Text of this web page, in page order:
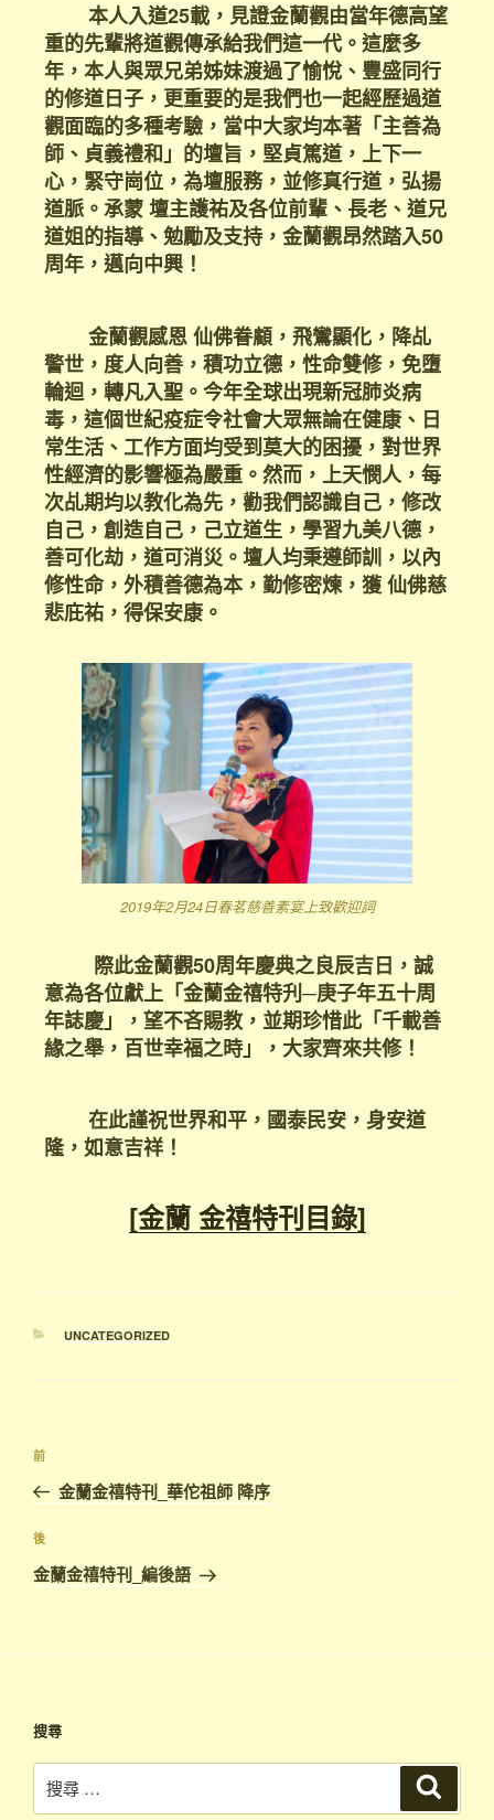
本人入道25載，見證金蘭觀由當年德高望
重的先輩將道觀傳承給我們這一代。這麼多
年，本人與眾兄弟姊妹渡過了愉悅、豐盛同行
的修道日子，更重要的是我們也一起經歷過道
觀面臨的多種考驗，當中大家均本著「主善為
師、貞義禮和」的壇旨，堅貞篤道，上下一
心，緊守崗位，為壇服務，並修真行道，弘揚
道脈。承蒙 壇主護祐及各位前輩、長老、道兄
道姐的指導、勉勵及支持，金蘭觀昂然踏入50
周年，邁向中興！
金蘭觀感恩 仙佛眷顧，飛鸞顯化，降乩
警世，度人向善，積功立德，性命雙修，免墮
輪迴，轉凡入聖。今年全球出現新冠肺炎病
毒，這個世紀疫症令社會大眾無論在健康、日
常生活、工作方面均受到莫大的困擾，對世界
性經濟的影響極為嚴重。然而，上天憫人，每
次乩期均以教化為先，勸我們認識自己，修改
自己，創造自己，己立道生，學習九美八德，
善可化劫，道可消災。壇人均秉遵師訓，以內
修性命，外積善德為本，勤修密煉，獲 仙佛慈
悲庇祐，得保安康。
2019年2月24日春茗慈善素宴上致歡迎詞
際此金蘭觀50周年慶典之良辰吉日，誠
意為各位獻上「金蘭金禧特刋─庚子年五十周
年誌慶」，望不吝賜教，並期珍惜此「千載善
緣之舉，百世幸福之時」，大家齊來共修！
在此謹祝世界和平，國泰民安，身安道
隆，如意吉祥！
[金蘭 金禧特刊目錄]
UNCATEGORIZED
前
金蘭金禧特刊_華佗祖師 降序
後
金蘭金禧特刊_編後語
搜尋